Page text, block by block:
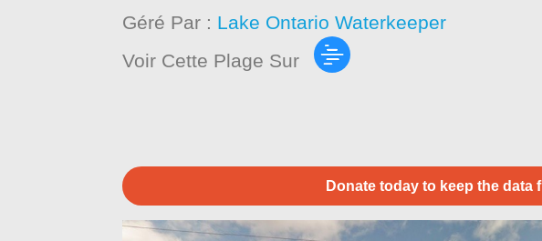
Géré Par : Lake Ontario Waterkeeper
Voir Cette Plage Sur
Donate today to keep the data